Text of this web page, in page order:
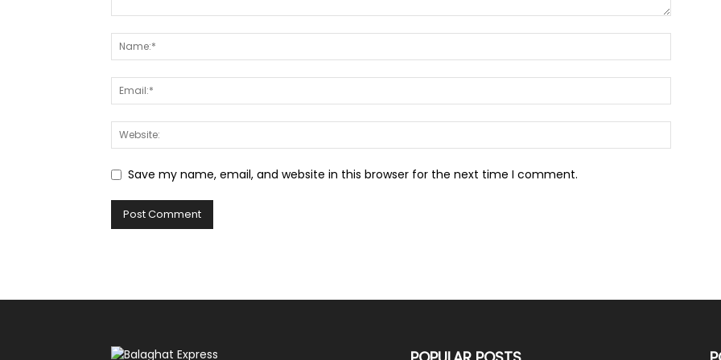
Save my name, email, and website in this browser for the next time I comment.